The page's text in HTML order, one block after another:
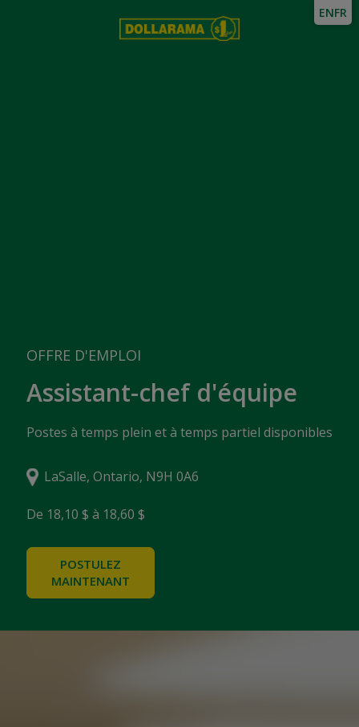
OFFRE D'EMPLOI
Assistant-chef d'équipe
Postes à temps plein et à temps partiel disponibles
LaSalle, Ontario, N9H 0A6
De 18,10 $ à 18,60 $
POSTULEZ
MAINTENANT
ENFR